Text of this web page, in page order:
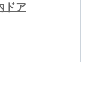
ドア